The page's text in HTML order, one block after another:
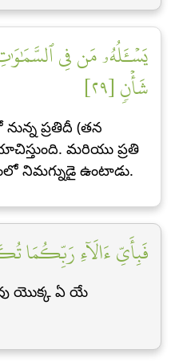
يَسۡـَٔلُهُۥ مَن فِي
شَأۡنٖ [٢٩]
ప్రతిదీ (తన
మరియు ప్రతి
నిమగ్నుడై ఉంటాడు.
فَبِأَيِّ ءَالَآءِ رَبِّكُمَا
యొక్క ఏ యే